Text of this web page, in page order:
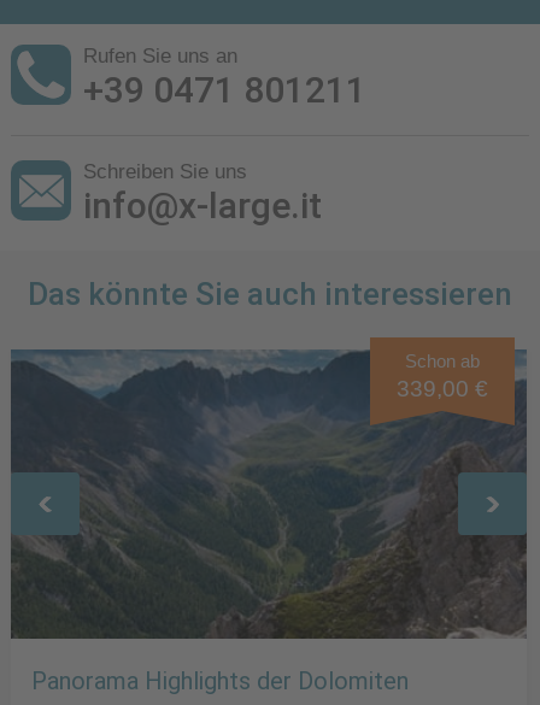
Rufen Sie uns an
+39 0471 801211
Schreiben Sie uns
info@x-large.it
Das könnte Sie auch interessieren
Schon ab
339,00 €
Panorama Highlights der Dolomiten